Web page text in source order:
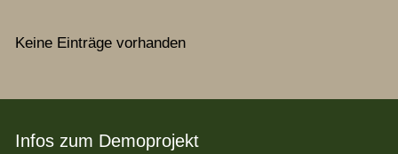
Keine Einträge vorhanden
Infos zum Demoprojekt